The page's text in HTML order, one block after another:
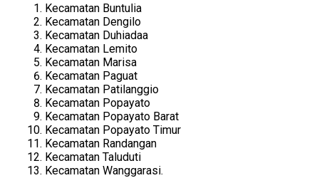
Kecamatan Buntulia
Kecamatan Dengilo
Kecamatan Duhiadaa
Kecamatan Lemito
Kecamatan Marisa
Kecamatan Paguat
Kecamatan Patilanggio
Kecamatan Popayato
Kecamatan Popayato Barat
Kecamatan Popayato Timur
Kecamatan Randangan
Kecamatan Taluduti
Kecamatan Wanggarasi.